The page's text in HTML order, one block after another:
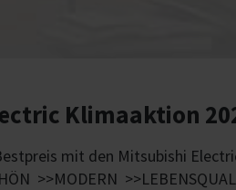
Klimaaktion
mit den Mitsubishi
>>MODERN